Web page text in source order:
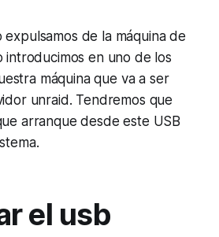
de la máquina de
en uno de los
máquina que va a ser
unraid. Tendremos que
arranque desde este USB
el usb